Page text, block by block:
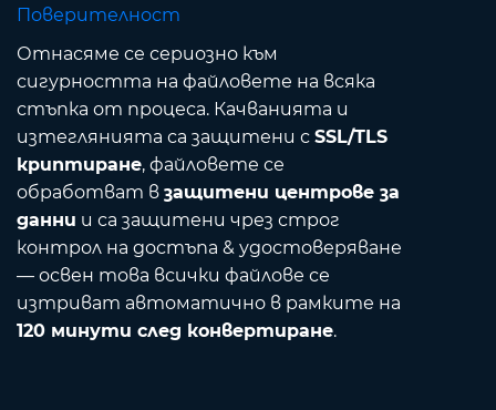
Поверителност
Отнасяме се сериозно към
сигурността на файловете на всяка
стъпка от процеса. Качванията и
изтеглянията са защитени с SSL/TLS
криптиране, файловете се
обработват в защитени центрове за
данни и са защитени чрез строг
контрол на достъпа & удостоверяване
— освен това всички файлове се
изтриват автоматично в рамките на
120 минути след конвертиране.